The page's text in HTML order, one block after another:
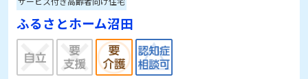
ふるさとホーム沼田